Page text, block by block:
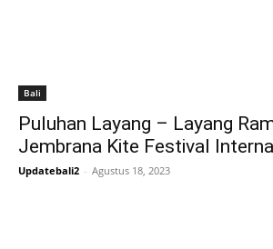
Bali
Puluhan Layang – Layang
Jembrana Kite Festival
Updatebali2 - Agustus 18, 2023